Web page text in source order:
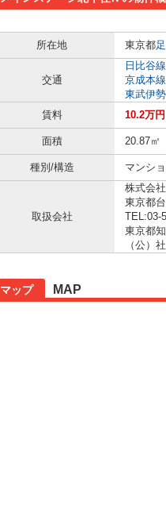
所在地
東京都
交通
日比谷線
京成本線
東武伊
賃料
10.2万
面積 20.87㎡
種別/構造 マンシ
取扱会社
株式会
東京都
TEL:03-
東京都
（公）
マップ MAP